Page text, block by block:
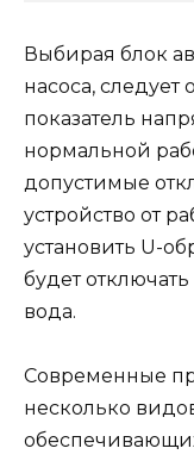
Выбирая блок
насоса,
показатель
нормальной
допустимые
устройство от
установить U-
будет
вода.
Современные
несколько